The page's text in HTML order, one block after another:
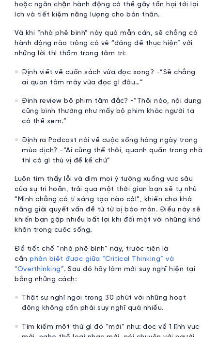
hoặc ngăn chặn hành động có thể gây tổn hại tới lợi
ích và tiết kiệm năng lượng cho bản thân.
Và khi “nhà phê bình” này quá mẫn cán, sẽ chẳng có
hành động nào trông có vẻ “đáng để thực hiện” với
những lời thì thầm trong tâm trí:
Định viết về cuốn sách vừa đọc xong? -“Sẽ chẳng
ai quan tâm mày vừa đọc gì đâu…”
Định review bộ phim tâm đắc? -“Thôi nào, nội dung
cũng bình thường như mấy bộ phim khác người ta
có thể xem.”
Định ra Podcast nói về cuộc sống hàng ngày trong
mùa dịch? -“Ai cũng thế thôi, quanh quẩn trong nhà
thì có gì thú vị để kể chứ”
Luôn tìm thấy lỗi và dìm mọi ý tưởng xuống vực sâu
của sự trì hoãn, trải qua một thời gian bạn sẽ tự nhủ
“Mình chẳng có tí sáng tạo nào cả!”, khiến cho khả
năng giải quyết vấn đề từ từ bị bào mòn. Điều này sẽ
khiến bạn gặp nhiều bất lợi khi đối mặt với những khó
khăn trong cuộc sống.
Để tiết chế “nhà phê bình” này, trước tiên là
cần phân biệt được giữa “Critical Thinking” và
“Overthinking”. Sau đó hãy làm mới suy nghĩ hiện tại
bằng những cách:
Thật sự nghỉ ngơi trong 30 phút với những hoạt
động không cần phải suy nghĩ quá nhiều.
Tìm kiếm một thứ gì đó “mới” như: đọc về 1 lĩnh vực